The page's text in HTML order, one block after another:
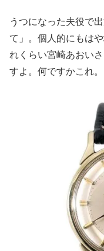
うつになった夫役で
て」。個人的にもは
れくらい宮崎あおい
すよ。何ですかこれ。